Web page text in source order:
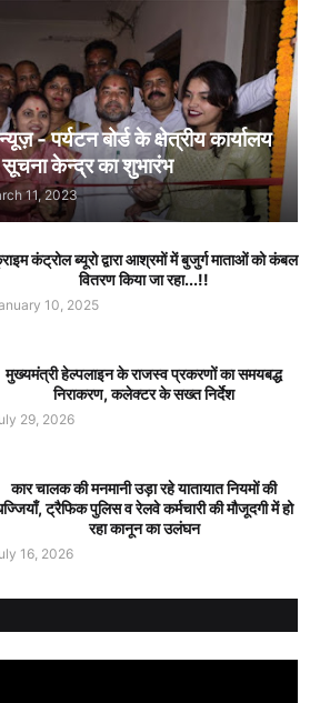
- पर्यटन बोर्ड के क्षेत्रीय कार्यालय
केन्द्र का शुभारंभ
11, 2023
कंट्रोल ब्यूरो द्वारा आश्रमों में बुजुर्ग माताओं को कंबल
वितरण किया जा रहा...!!
10, 2025
मुख्यमंत्री हेल्पलाइन के राजस्व प्रकरणों का समयबद्ध
निराकरण, कलेक्टर के सख्त निर्देश
29, 2026
कार चालक की मनमानी उड़ा रहे यातायात नियमों की
ट्रैफिक पुलिस व रेलवे कर्मचारी की मौजूदगी में हो
रहा कानून का उलंघन
16, 2026